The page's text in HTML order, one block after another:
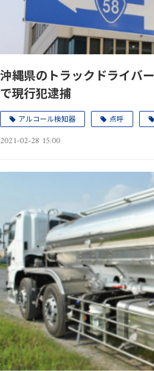
沖縄県のトラックドライ
で現行犯逮捕
アルコール検知器 点呼
2021-02-28 15:00